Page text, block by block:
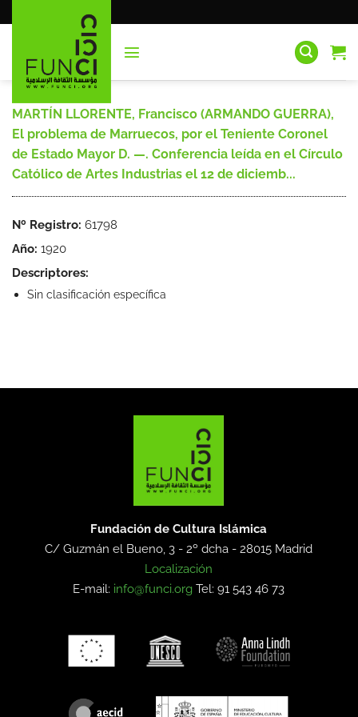
al
MARTÍN LLORENTE, Francisco (ARMANDO GUERRA),
El problema de Marruecos, por el Teniente Coronel
de Estado Mayor D. —. Conferencia leída en el Círculo
Católico de Artes Industrias el 12 de diciemb...
Nº Registro: 61798
Año: 1920
Descriptores:
Sin clasificación específica
Fundación de Cultura Islámica
C/ Guzmán el Bueno, 3 - 2º dcha -28015 Madrid
Localización
E-mail: info@funci.org Tel: 91 543 46 73